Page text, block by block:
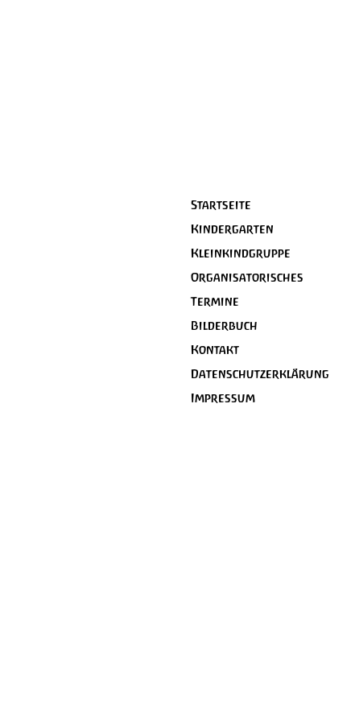
Startseite
Kindergarten
Kleinkindgruppe
Organisatorisches
Termine
Bilderbuch
Kontakt
Datenschutzerklärung
Impressum